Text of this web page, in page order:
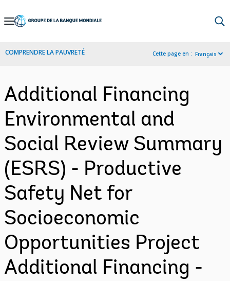
Skip
Navigation
COMPRENDRE LA PAUVRETÉ Cette page en : Français
Additional Financing
Environmental and
Social Review Summary
(ESRS) - Productive
Safety Net for
Socioeconomic
Opportunities Project
Additional Financing -